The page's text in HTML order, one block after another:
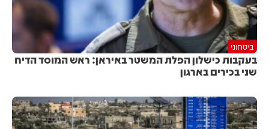
ביטחוני
בעקבות כישלון הפלת המשטר באיראן: ראש המוסד הדיח
שני בכירים בארגון